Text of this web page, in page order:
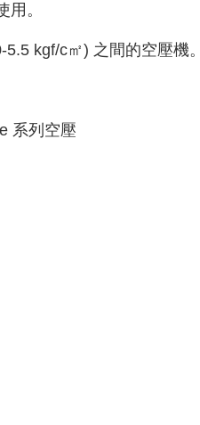
。
kgf/c㎡) 之間的空壓機。
系列空壓